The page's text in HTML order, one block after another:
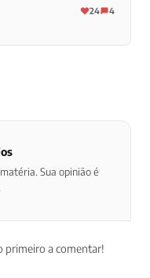
24 4
Sua opinião é
primeiro a comentar!